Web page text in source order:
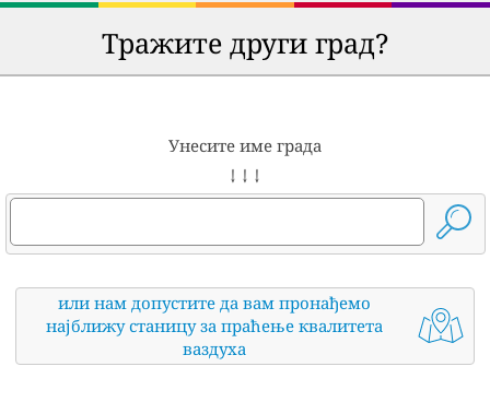
Тражите други град?
Унесите име града
↓ ↓ ↓
или нам допустите да вам пронађемо
најближу станицу за праћење квалитета
ваздуха